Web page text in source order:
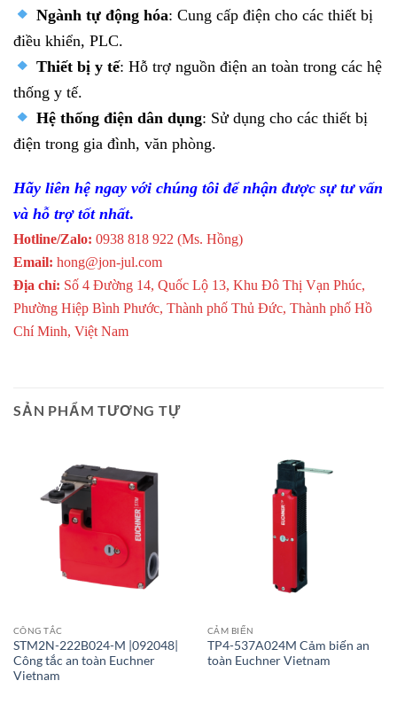
Ngành tự động hóa: Cung cấp điện cho các thiết bị
điều khiển, PLC.
Thiết bị y tế: Hỗ trợ nguồn điện an toàn trong các hệ
thống y tế.
Hệ thống điện dân dụng: Sử dụng cho các thiết bị
điện trong gia đình, văn phòng.
Hãy liên hệ ngay với chúng tôi để nhận được sự tư vấn
và hỗ trợ tốt nhất.
Hotline/Zalo: 0938 818 922 (Ms. Hồng)
Email: hong@jon-jul.com
Địa chỉ: Số 4 Đường 14, Quốc Lộ 13, Khu Đô Thị Vạn Phúc,
Phường Hiệp Bình Phước, Thành phố Thủ Đức, Thành phố Hồ
Chí Minh, Việt Nam
SẢN PHẨM TƯƠNG TỰ
Giao Ngay
CÔNG TẮC
STM2N-222B024-M |092048|
Công tắc an toàn Euchner
Vietnam
CẢM BIẾN
TP4-537A024M Cảm biến an
toàn Euchner Vietnam